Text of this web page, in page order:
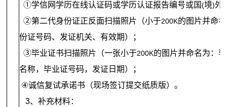
①学信网学历在线认证码或学历认证报告编号或国(境)外
②第二代身份证正反面扫描照片（小于200K的图片并命
份证号码、发证机关、有效期）；
③毕业证书扫描照片（一张小于200K的图片并命名为：
名称，毕业证号码，发证日期）；
④诚信复试承诺书（现场签订提交纸质版）。
3、补充材料：